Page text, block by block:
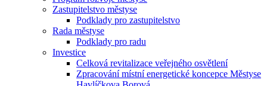
Zastupitelstvo městyse
Podklady pro zastupitelstvo
Rada městyse
Podklady pro radu
Investice
Celková revitalizace veřejného osvětlení
Zpracování místní energetické koncepce Městyse